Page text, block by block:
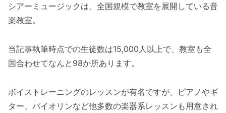
シアーミュージックは、全国規模で教室を展開している音
楽教室。
当記事執筆時点での生徒数は15,000人以上で、教室も全
国合わせてなんと98か所あります。
ボイストレーニングのレッスンが有名ですが、ピアノやギ
ター、バイオリンなど他多数の楽器系レッスンも用意され